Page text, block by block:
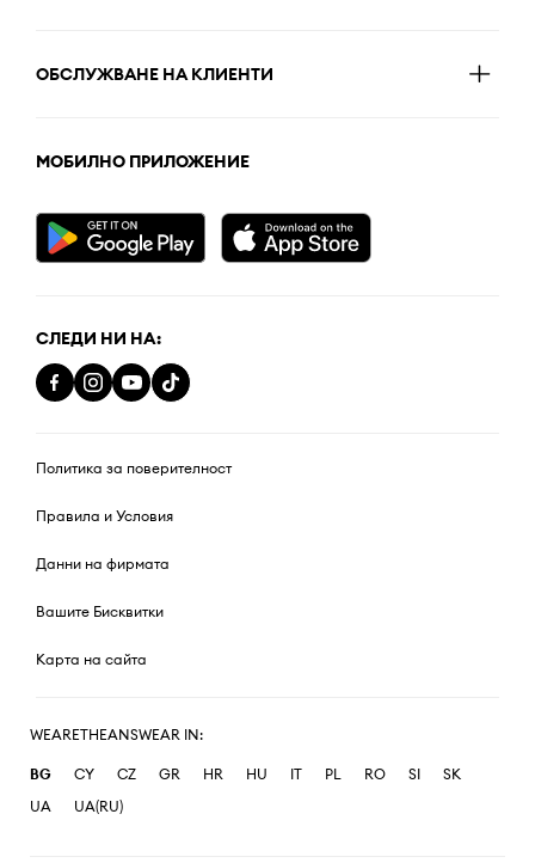
ОБСЛУЖВАНЕ НА КЛИЕНТИ
МОБИЛНО ПРИЛОЖЕНИЕ
СЛЕДИ НИ НА:
Политика за поверителност
Правила и Условия
Данни на фирмата
Вашите Бисквитки
Карта на сайта
WEARETHEANSWEAR IN:
BG CY CZ GR HR HU IT PL RO SI
SK
UA
UA(RU)